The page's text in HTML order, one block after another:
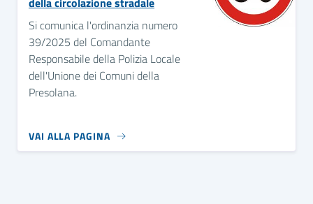
Si comunica l'ordinanzia numero
39/2025 del Comandante
Responsabile della Polizia Locale
dell'Unione dei Comuni della
Presolana.
VAI ALLA PAGINA